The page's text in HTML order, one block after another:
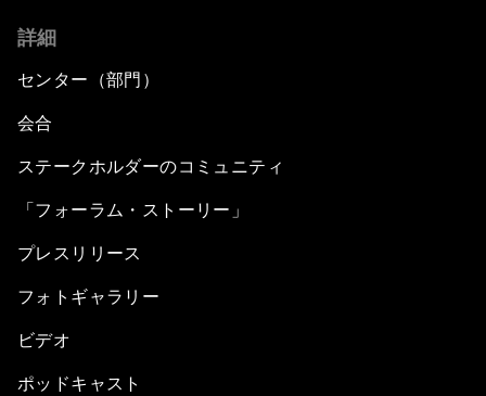
詳細
センター（部門）
会合
ステークホルダーのコミュニティ
「フォーラム・ストーリー」
プレスリリース
フォトギャラリー
ビデオ
ポッドキャスト